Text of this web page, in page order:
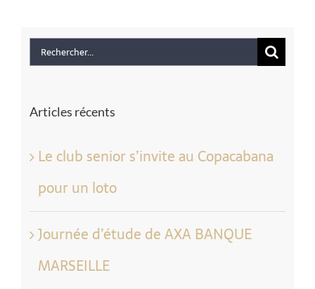
Rechercher
Articles récents
Le club senior s’invite au Copacabana
pour un loto
Journée d’étude de AXA BANQUE
MARSEILLE